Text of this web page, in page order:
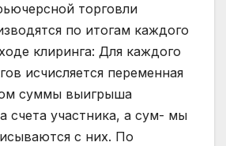
торговли
по итогам каждого
клиринга: Для каждого
исчисляется переменная
суммы выигрыша
счета участника, а сум- мы
с них. По